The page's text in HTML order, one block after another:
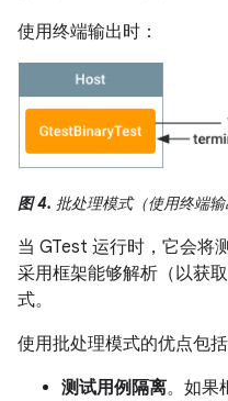
使用终端输出时：
图 4. 批处理模式（使用终端输
当 GTest 运行时，它会将
采用框架能够解析（以获
式。
使用批处理模式的优点包括
测试用例隔离。如果